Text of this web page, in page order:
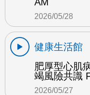
2026/05/28
健康生活館
肥厚型心肌
竭風險共識
2026/05/27